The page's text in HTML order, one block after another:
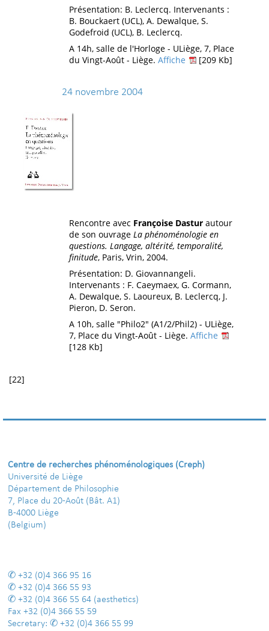
Présentation: B. Leclercq. Intervenants :
B. Bouckaert (UCL), A. Dewalque, S.
Godefroid (UCL), B. Leclercq.
A 14h, salle de l'Horloge - ULiège, 7, Place
du Vingt-Août - Liège. Affiche [209 Kb]
24 novembre 2004
Rencontre avec Françoise Dasturautour
de son ouvrage La phénoménologie en
questions. Langage, altérité, temporalité,
finitude, Paris, Vrin, 2004.
Présentation: D. Giovannangeli.
Intervenants : F. Caeymaex, G. Cormann,
A. Dewalque, S. Laoureux, B. Leclercq, J.
Pieron, D. Seron.
A 10h, salle "Philo2" (A1/2/Phil2) - ULiège,
7, Place du Vingt-Août - Liège. Affiche
[128 Kb]
[22]
Centre de recherches phénoménologiques (Creph)
Université de Liège
Département de Philosophie
7, Place du 20-Août (Bât. A1)
B-4000 Liège
(Belgium)
+32 (0)4 366 95 16
+32 (0)4 366 55 93
+32 (0)4 366 55 64 (aesthetics)
Fax +32 (0)4 366 55 59
Secretary:
+32 (0)4 366 55 99